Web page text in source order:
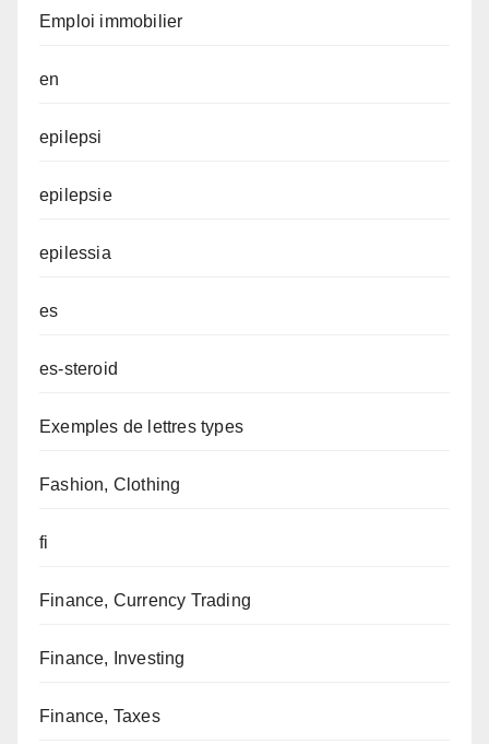
Emploi immobilier
en
epilepsi
epilepsie
epilessia
es
es-steroid
Exemples de lettres types
Fashion, Clothing
fi
Finance, Currency Trading
Finance, Investing
Finance, Taxes